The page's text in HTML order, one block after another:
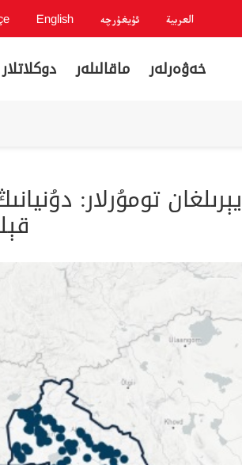
العربية ئۇيغۇرچە English
خەۋەرلەر ماقالىلەر دوكلاتلار
تومۇرلار: